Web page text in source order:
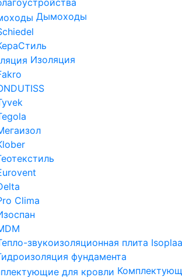
Дымоходы
Изоляция
Clima
звукоизоляционная плита
фундамента